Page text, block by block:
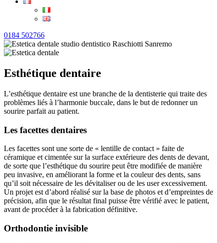
0184 502766
Esthétique dentaire
L’esthétique dentaire est une branche de la dentisterie qui traite des
problèmes liés à l’harmonie buccale, dans le but de redonner un
sourire parfait au patient.
Les facettes dentaires
Les facettes sont une sorte de « lentille de contact » faite de
céramique et cimentée sur la surface extérieure des dents de devant,
de sorte que l’esthétique du sourire peut être modifiée de manière
peu invasive, en améliorant la forme et la couleur des dents, sans
qu’il soit nécessaire de les dévitaliser ou de les user excessivement.
Un projet est d’abord réalisé sur la base de photos et d’empreintes de
précision, afin que le résultat final puisse être vérifié avec le patient,
avant de procéder à la fabrication définitive.
Orthodontie invisible